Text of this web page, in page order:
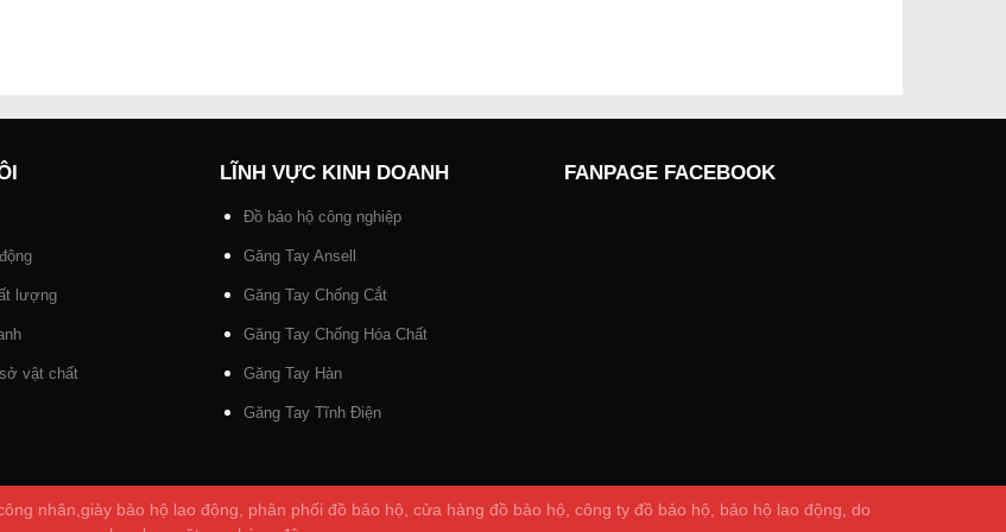
lượng
vật chất
LĨNH VỰC KINH DOANH
Đồ bảo hộ công nghiệp
Găng Tay Ansell
Găng Tay Chống Cắt
Găng Tay Chống Hóa Chất
Găng Tay Hàn
Găng Tay Tĩnh Điện
FANPAGE FACEBOOK
nhân,giày bảo hộ lao động, phân phối đồ bảo hộ, cửa hàng đồ bảo hộ, công ty đồ bảo hộ, bảo hộ lao động, do